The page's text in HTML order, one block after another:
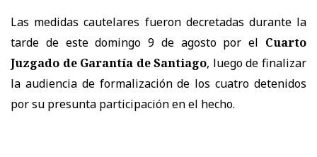
Las medidas cautelares fueron decretadas durante la
tarde de este domingo 9 de agosto por el Cuarto
Juzgado de Garantía de Santiago, luego de finalizar
la audiencia de formalización de los cuatro detenidos
por su presunta participación en el hecho.